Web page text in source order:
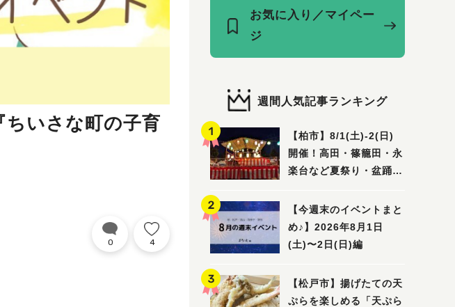
ちいさな町の子育
0 4
お気に入り／マイペー
ジ
週間人気記事ランキング
【柏市】8/1(土)‐2(日)
開催！高田・篠籠田・永
楽台など夏祭り・盆踊り
【今週末のイベントまと
め♪】2026年8月1日
(土)〜2日(日)編
【松戸市】揚げたての天
ぷらを楽しめる「天ぷら